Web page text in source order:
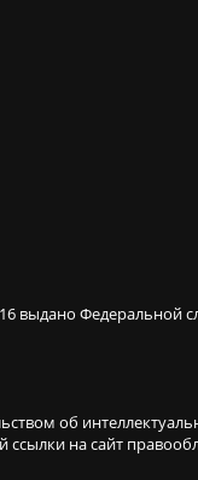
выдано Федеральной
об
ссылки на сайт